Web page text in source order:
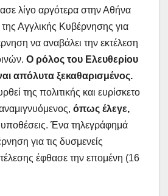
λίγο αργότερα στην Αθήνα
Αγγλικής Κυβέρνησης για
να αναβάλει την εκτέλεση
Ο ρόλος του Ελευθερίου
απόλυτα ξεκαθαρισμένος.
της πολιτικής και ευρίσκετο
όπως έλεγε,
υποθέσεις. Ένα τηλεγράφημά
για τις δυσμενείς
έφθασε την επομένη (16